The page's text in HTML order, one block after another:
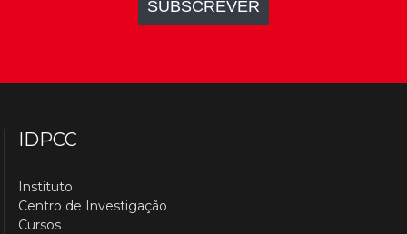
IDPCC
Instituto
Centro de Investigação
Cursos